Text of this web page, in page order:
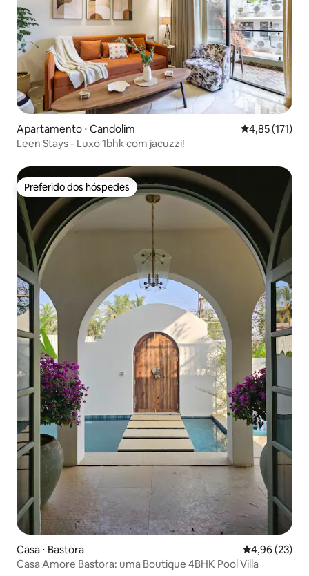
Apartamento ⋅ Candolim 4,85 de uma
4,85 (171)
Leen Stays - Luxo 1bhk com jacuzzi!
Preferido dos hóspedes
Preferido dos hóspedes
Casa ⋅ Bastora 4,96 de uma
4,96 (23)
Casa Amore Bastora: uma Boutique 4BHK Pool Villa